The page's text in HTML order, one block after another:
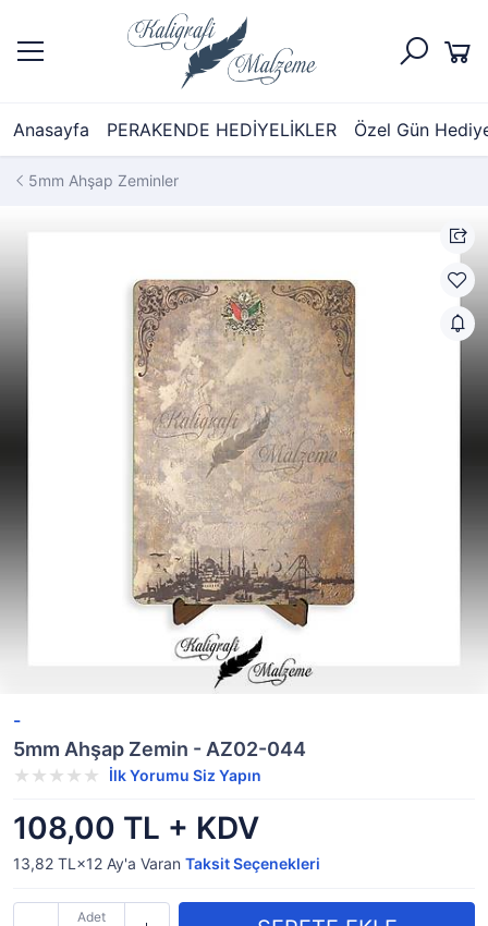
Anasayfa PERAKENDE HEDİYELİKLER Özel Gün
5mm Ahşap Zeminler
-
5mm Ahşap Zemin - AZ02-044
İlk Yorumu Siz Yapın
108,00 TL + KDV
13,82 TL×12 Ay'a Varan Taksit Seçenekleri
Adet